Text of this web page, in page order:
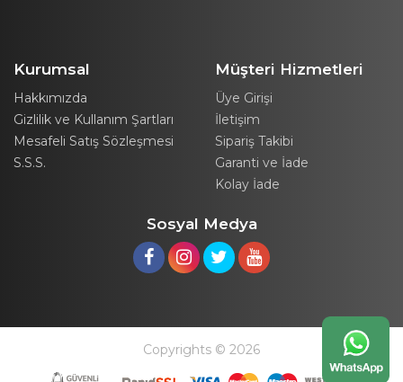
Kurumsal
Hakkımızda
Gizlilik ve Kullanım Şartları
Mesafeli Satış Sözleşmesi
S.S.S.
Müşteri Hizmetleri
Üye Girişi
İletişim
Sipariş Takibi
Garanti ve İade
Kolay İade
Sosyal Medya
Copyrights © 2026